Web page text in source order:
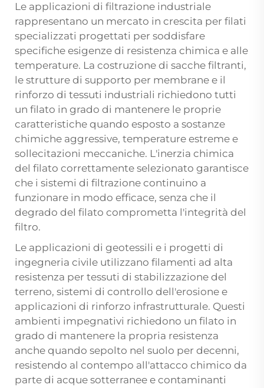
Le applicazioni di filtrazione industriale
rappresentano un mercato in crescita per filati
specializzati progettati per soddisfare
specifiche esigenze di resistenza chimica e alle
temperature. La costruzione di sacche filtranti,
le strutture di supporto per membrane e il
rinforzo di tessuti industriali richiedono tutti
un filato in grado di mantenere le proprie
caratteristiche quando esposto a sostanze
chimiche aggressive, temperature estreme e
sollecitazioni meccaniche. L'inerzia chimica
del filato correttamente selezionato garantisce
che i sistemi di filtrazione continuino a
funzionare in modo efficace, senza che il
degrado del filato comprometta l'integrità del
filtro.
Le applicazioni di geotessili e i progetti di
ingegneria civile utilizzano filamenti ad alta
resistenza per tessuti di stabilizzazione del
terreno, sistemi di controllo dell'erosione e
applicazioni di rinforzo infrastrutturale. Questi
ambienti impegnativi richiedono un filato in
grado di mantenere la propria resistenza
anche quando sepolto nel suolo per decenni,
resistendo al contempo all'attacco chimico da
parte di acque sotterranee e contaminanti